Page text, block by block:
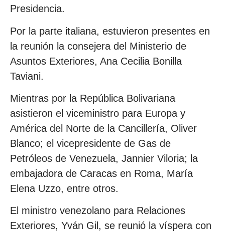
Presidencia.
Por la parte italiana, estuvieron presentes en
la reunión la consejera del Ministerio de
Asuntos Exteriores, Ana Cecilia Bonilla
Taviani.
Mientras por la República Bolivariana
asistieron el viceministro para Europa y
América del Norte de la Cancillería, Oliver
Blanco; el vicepresidente de Gas de
Petróleos de Venezuela, Jannier Viloria; la
embajadora de Caracas en Roma, María
Elena Uzzo, entre otros.
El ministro venezolano para Relaciones
Exteriores, Yván Gil, se reunió la víspera con